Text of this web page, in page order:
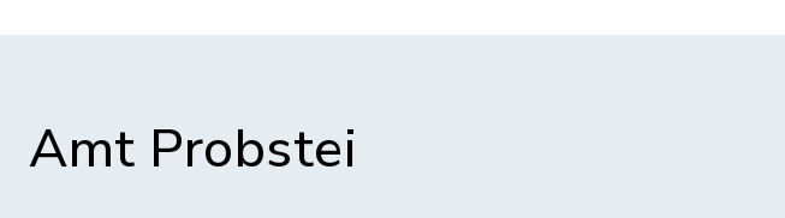
Amt Probstei